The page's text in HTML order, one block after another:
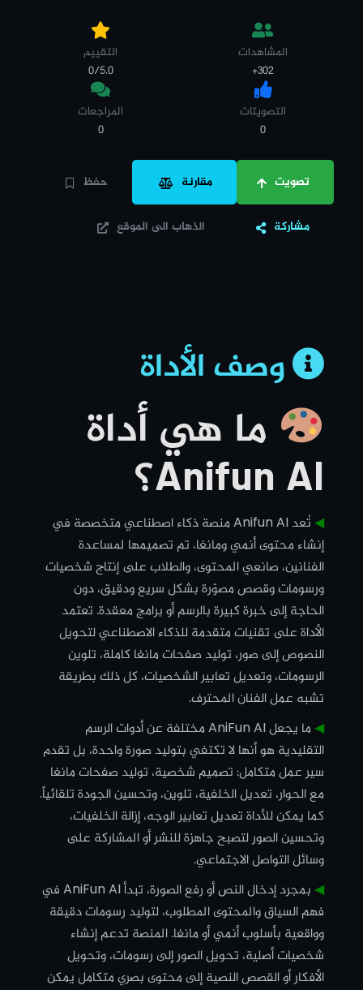
المشاهدات
302+
التقييم
0/5.0
التصويتات
0
المراجعات
0
تصويت مقارنة حفظ
مشاركة الذهاب الى الموقع
وصف الأداة
ما هي أداة
Anifun AI؟
◀︎تُعدAnifun AIمنصة ذكاء اصطناعي متخصصة في
إنشاء محتوى أنمي ومانغا، تم تصميمها لمساعدة
الفنانين، صانعي المحتوى، والطلاب على إنتاج شخصيات
ورسومات وقصص مصوّرة بشكل سريع ودقيق، دون
الحاجة إلى خبرة كبيرة بالرسم أو برامج معقدة. تعتمد
الأداة على تقنيات متقدمة للذكاء الاصطناعي لتحويل
النصوص إلى صور، توليد صفحات مانغا كاملة، تلوين
الرسومات، وتعديل تعابير الشخصيات، كل ذلك بطريقة
تشبه عمل الفنان المحترف.
◀︎
ما يجعل AniFun AI مختلفة عن أدوات الرسم
التقليدية هو أنها لا تكتفي بتوليد صورة واحدة، بل تقدم
سير عمل متكامل: تصميم شخصية، توليد صفحات مانغا
مع الحوار، تعديل الخلفية، تلوين، وتحسين الجودة تلقائياً.
كما يمكن للأداة تعديل تعابير الوجه، إزالة الخلفيات،
وتحسين الصور لتصبح جاهزة للنشر أو المشاركة على
وسائل التواصل الاجتماعي.
◀︎
بمجرد إدخال النص أو رفع الصورة، تبدأ AniFun AI في
فهم السياق والمحتوى المطلوب، لتوليد رسومات دقيقة
وواقعية بأسلوب أنمي أو مانغا. المنصة تدعم إنشاء
شخصيات أصلية، تحويل الصور إلى رسومات، وتحويل
الأفكار أو القصص النصية إلى محتوى بصري متكامل يمكن